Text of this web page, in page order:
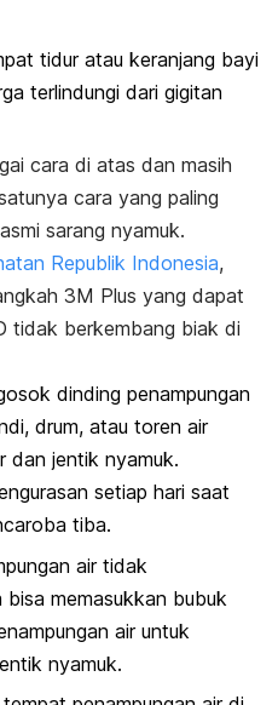
tidur atau keranjang bayi
terlindungi dari gigitan
cara di atas dan masih
cara yang paling
sarang nyamuk.
Republik Indonesia,
3M Plus yang dapat
tidak berkembang biak di
dinding penampungan
drum, atau toren air
dan jentik nyamuk.
setiap hari saat
tiba.
air tidak
bisa memasukkan bubuk
air untuk
nyamuk.